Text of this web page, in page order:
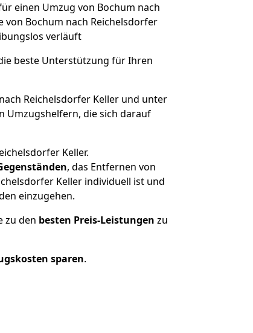
einen Umzug von Bochum nach
von Bochum nach Reichelsdorfer
verläuft
beste Unterstützung für Ihren
Reichelsdorfer Keller und unter
Umzugshelfern, die sich darauf
Keller.
, das Entfernen von
Keller individuell ist und
einzugehen.
zu den besten Preis-Leistungen zu
sparen.